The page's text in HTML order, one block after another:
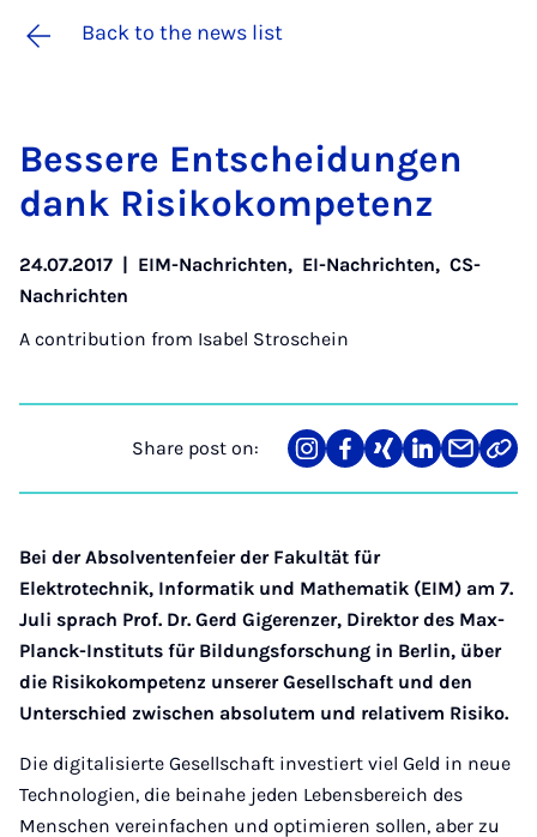
Back to the news list
Bessere Entscheidun­gen
dank Risikokom­pet­enz
24.07.2017 | EIM-Nachrichten, EI-Nachrichten, CS-
Nachrichten
A contribution from Isabel Stroschein
Share post on:
Share
on
Teilen
auf
Teilen
auf
Teilen
auf
Teilen
über
Link
Bei der Absolventenfeier der Fakultät für
Elektrotechnik, Informatik und Mathematik (EIM) am 7.
Juli sprach Prof. Dr. Gerd Gigerenzer, Direktor des Max-
Planck-Instituts für Bildungsforschung in Berlin, über
die Risikokompetenz unserer Gesellschaft und den
Unterschied zwischen absolutem und relativem Risiko.
Die digitalisierte Gesellschaft investiert viel Geld in neue
Technologien, die beinahe jeden Lebensbereich des
Menschen vereinfachen und optimieren sollen, aber zu